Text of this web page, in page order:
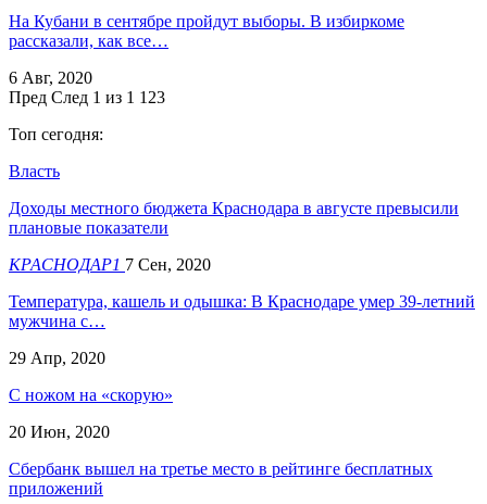
На Кубани в сентябре пройдут выборы. В избиркоме
рассказали, как все…
6 Авг, 2020
Пред След 1 из 1 123
Топ сегодня:
Власть
Доходы местного бюджета Краснодара в августе превысили
плановые показатели
КРАСНОДАР1 7 Сен, 2020
Температура, кашель и одышка: В Краснодаре умер 39-летний
мужчина с…
29 Апр, 2020
С ножом на «скорую»
20 Июн, 2020
Сбербанк вышел на третье место в рейтинге бесплатных
приложений